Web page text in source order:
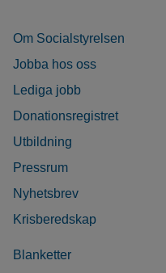
Om Socialstyrelsen
Jobba hos oss
Lediga jobb
Donationsregistret
Utbildning
Pressrum
Nyhetsbrev
Krisberedskap
Blanketter